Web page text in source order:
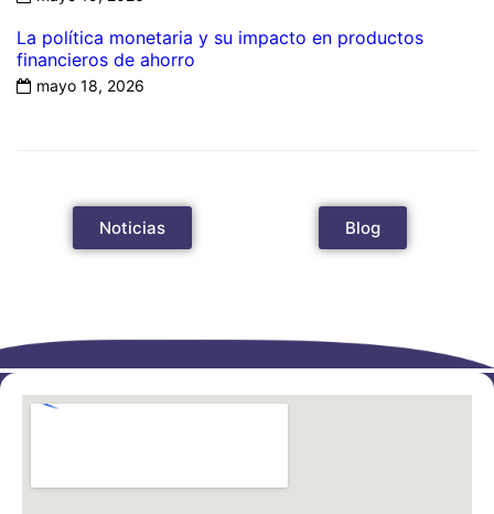
La política monetaria y su impacto en productos
financieros de ahorro
mayo 18, 2026
Noticias Blog